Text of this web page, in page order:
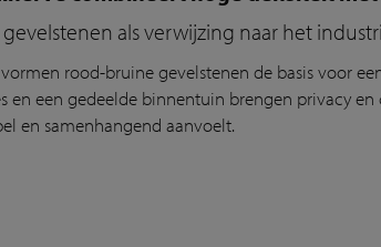
als verwijzing naar het
en rood-bruinegevelstenende basis voor
en een gedeelde binnentuin brengen privacy
en samenhangend aanvoelt.